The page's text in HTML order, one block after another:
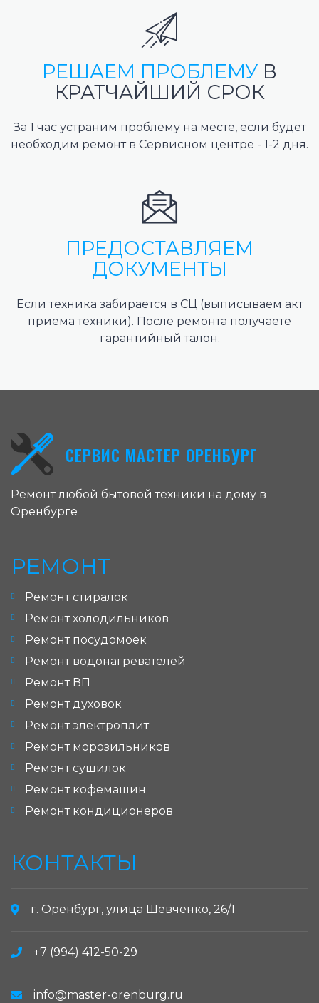
РЕШАЕМ ПРОБЛЕМУ В
КРАТЧАЙШИЙ СРОК
За 1 час устраним проблему на месте, если будет
необходим ремонт в Сервисном центре - 1-2 дня.
ПРЕДОСТАВЛЯЕМ
ДОКУМЕНТЫ
Если техника забирается в СЦ (выписываем акт
приема техники). После ремонта получаете
гарантийный талон.
СЕРВИС МАСТЕР ОРЕНБУРГ
Ремонт любой бытовой техники на дому в
Оренбурге
РЕМОНТ
Ремонт стиралок
Ремонт холодильников
Ремонт посудомоек
Ремонт водонагревателей
Ремонт ВП
Ремонт духовок
Ремонт электроплит
Ремонт морозильников
Ремонт сушилок
Ремонт кофемашин
Ремонт кондиционеров
КОНТАКТЫ
г. Оренбург, улица Шевченко, 26/1
+7 (994) 412-50-29
info@master-orenburg.ru